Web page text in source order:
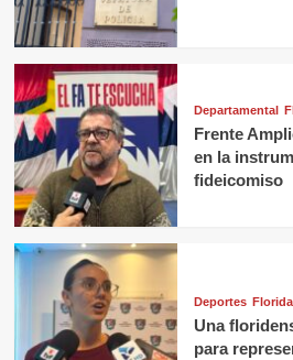
Departamental
Frente
en la
fideicomiso
Deportes Florida
Una
para